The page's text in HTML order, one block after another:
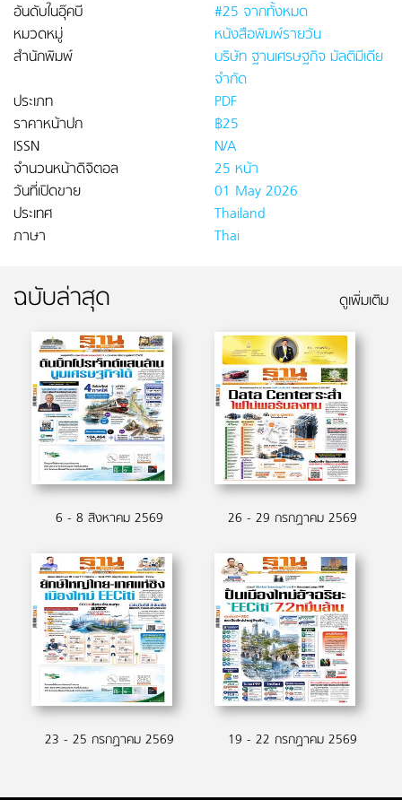
อันดับในอุ๊คบี
#25 จากทั้งหมด
หมวดหมู่
หนังสือพิมพ์รายวัน
สำนักพิมพ์
บริษัท ฐานเศรษฐกิจ มัลติมีเดีย
จำกัด
ประเภท
PDF
ราคาหน้าปก
฿25
ISSN
N/A
จำนวนหน้าดิจิตอล
25 หน้า
วันที่เปิดขาย
01 May 2026
ประเทศ
Thailand
ภาษา
Thai
ฉบับล่าสุด ดูเพิ่มเติม
6 - 8 สิงหาคม 2569 26 - 29 กรกฏาคม 2569
23 - 25 กรกฏาคม 2569 19 - 22 กรกฏาคม 2569